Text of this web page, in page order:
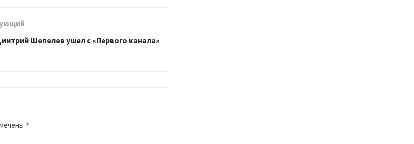
Шепелев ушел с «Первого канала»
*